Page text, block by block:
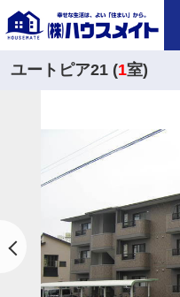
ユートピア21 (1室)